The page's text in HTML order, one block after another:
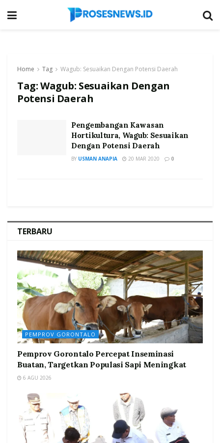
Home Tag Wagub: Sesuaikan Dengan Potensi Daerah
Tag:Wagub: Sesuaikan Dengan
Potensi Daerah
Pengembangan Kawasan
Hortikultura, Wagub: Sesuaikan
Dengan Potensi Daerah
BY USMAN ANAPIA 20 MAR 2020 0
TERBARU
PEMPROV GORONTALO
Pemprov Gorontalo Percepat Inseminasi
Buatan, Targetkan Populasi Sapi Meningkat
6 AGU 2026